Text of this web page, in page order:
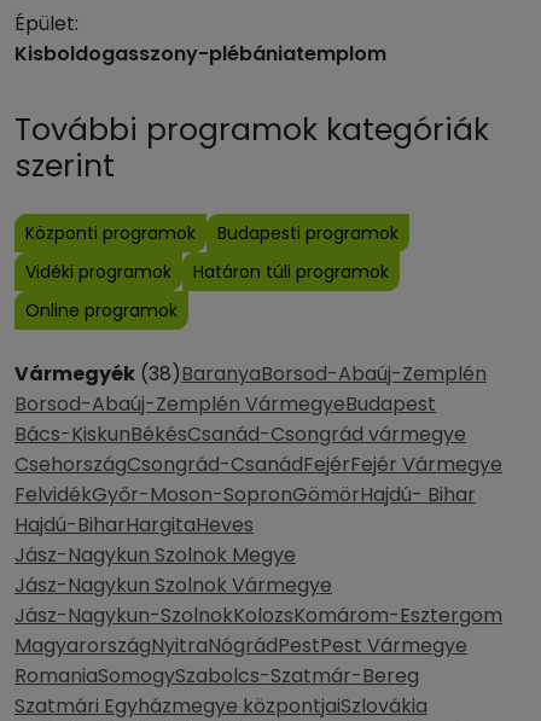
Épület:
Kisboldogasszony-plébániatemplom
További programok kategóriák
szerint
Központi programok
Budapesti programok
Vidéki programok
Határon túli programok
Online programok
Vármegyék (38)BaranyaBorsod-Abaúj-Zemplén
Borsod-Abaúj-Zemplén VármegyeBudapest
Bács-KiskunBékésCsanád-Csongrád vármegye
CsehországCsongrád-CsanádFejérFejér Vármegye
FelvidékGyőr-Moson-SopronGömörHajdú- Bihar
Hajdú-BiharHargitaHeves
Jász-Nagykun Szolnok Megye
Jász-Nagykun Szolnok Vármegye
Jász-Nagykun-SzolnokKolozsKomárom-Esztergom
MagyarországNyitraNógrádPestPest Vármegye
RomaniaSomogySzabolcs-Szatmár-Bereg
Szatmári Egyházmegye központjaiSzlovákia